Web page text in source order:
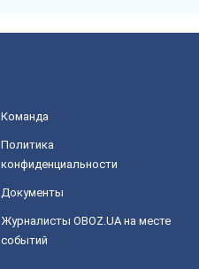
Команда
Политика
конфиденциальности
Документы
Журналисты OBOZ.UA на месте
событий